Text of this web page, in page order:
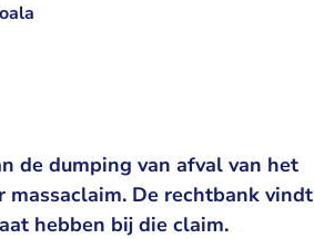
de dumping van afval van het
De rechtbank vindt
hebben bij die claim.